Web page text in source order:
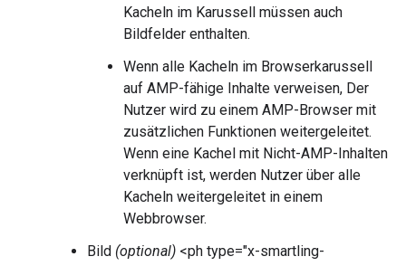
Kacheln im Karussell müssen auch
Bildfelder enthalten.
Wenn alle Kacheln im Browserkarussell
auf AMP-fähige Inhalte verweisen, Der
Nutzer wird zu einem AMP-Browser mit
zusätzlichen Funktionen weitergeleitet.
Wenn eine Kachel mit Nicht-AMP-Inhalten
verknüpft ist, werden Nutzer über alle
Kacheln weitergeleitet in einem
Webbrowser.
Bild (optional) <ph type="x-smartling-